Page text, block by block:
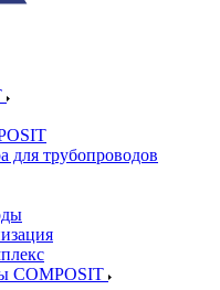
для трубопроводов
COMPOSIT